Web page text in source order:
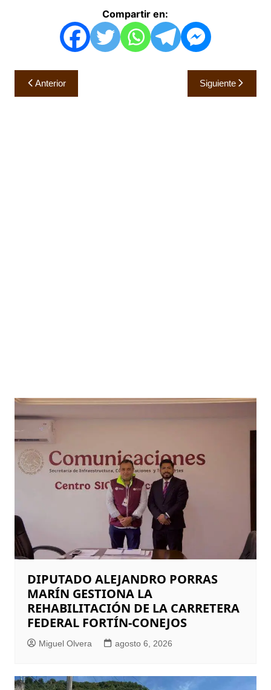
Compartir en:
Navegación
de
Anterior Siguiente
DIPUTADO ALEJANDRO PORRAS
MARÍN GESTIONA LA
REHABILITACIÓN DE LA CARRETERA
FEDERAL FORTÍN-CONEJOS
Miguel Olvera agosto 6, 2026